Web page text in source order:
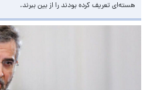
هسته‌ای تعریف کرده بودند را از بین ببرند.